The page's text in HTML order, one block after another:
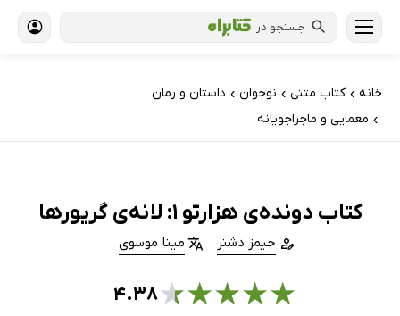
جستجو در
خانه › کتاب‌ متنی › نوجوان › داستان و رمان
› معمایی و ماجراجویانه
کتاب دونده‌ی هزارتو 1: لانه‌ی گریورها
جیمز دشنر مینا موسوی
★
★
★
★
★۴.۳۸